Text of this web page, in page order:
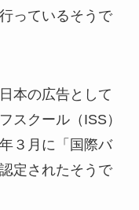
っているそうで
本の広告として
スクール（ISS）
３月に「国際バ
定されたそうで